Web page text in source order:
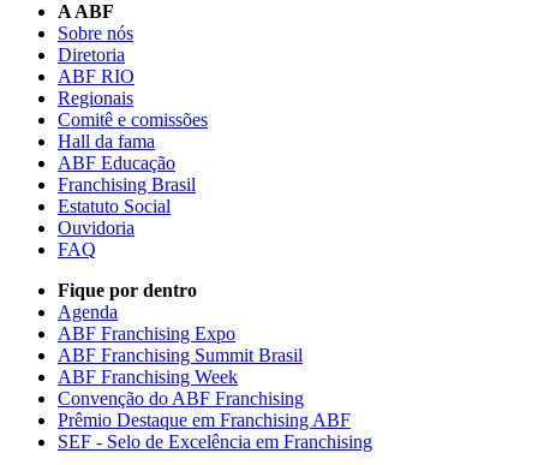
A ABF
Sobre nós
Diretoria
ABF RIO
Regionais
Comitê e comissões
Hall da fama
ABF Educação
Franchising Brasil
Estatuto Social
Ouvidoria
FAQ
Fique por dentro
Agenda
ABF Franchising Expo
ABF Franchising Summit Brasil
ABF Franchising Week
Convenção do ABF Franchising
Prêmio Destaque em Franchising ABF
SEF - Selo de Excelência em Franchising